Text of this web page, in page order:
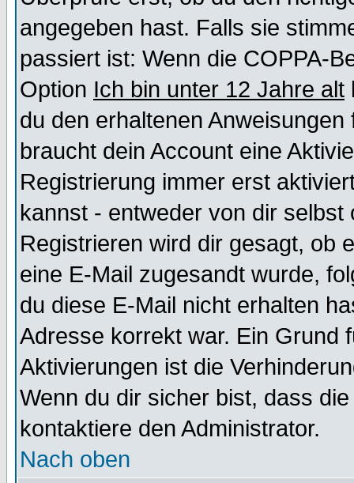
angegeben hast. Falls sie
passiert ist: Wenn die COPPA-
Option Ich bin unter 12 Jahre alt
du den erhaltenen
braucht dein Account eine
Registrierung immer erst
kannst - entweder von dir selbst
Registrieren wird dir gesagt, ob
eine E-Mail zugesandt wurde,
du diese E-Mail nicht erhalten
Adresse korrekt war. Ein Grund
Aktivierungen ist die
Wenn du dir sicher bist, dass
kontaktiere den Administrator.
Nach oben